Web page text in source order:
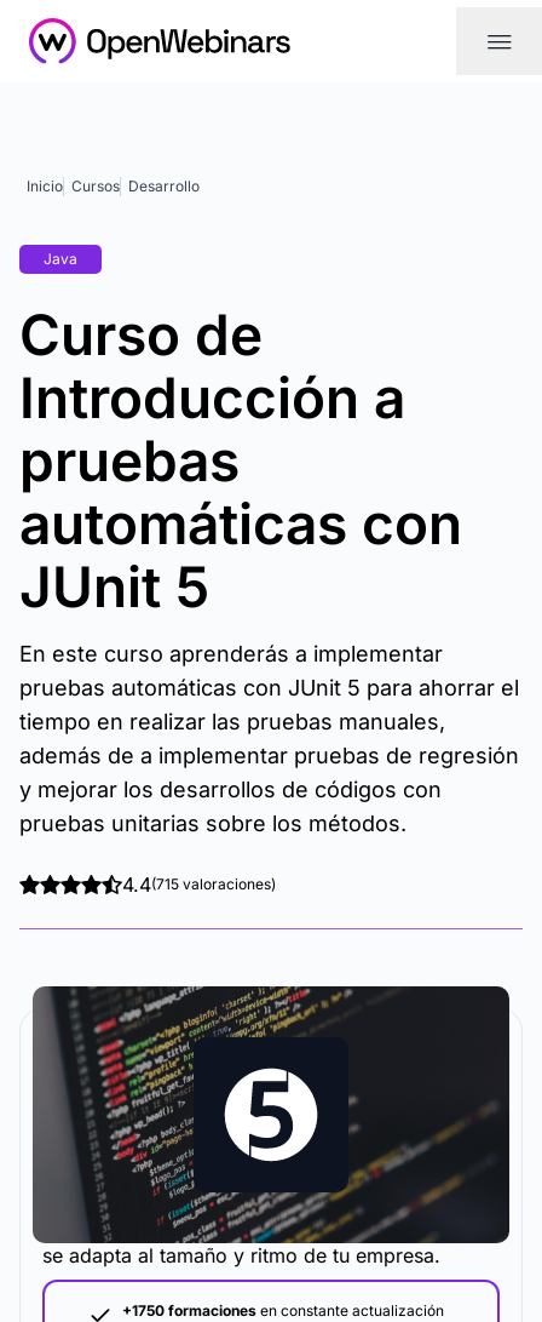
|||
Inicio Cursos Desarrollo
Java
Curso de
Introducción a
pruebas
automáticas con
JUnit 5
En este curso aprenderás a implementar
pruebas automáticas con JUnit 5 para ahorrar el
tiempo en realizar las pruebas manuales,
además de a implementar pruebas de regresión
y mejorar los desarrollos de códigos con
pruebas unitarias sobre los métodos.
4.4(715 valoraciones)
La metodología y plataforma de formación que
se adapta al tamaño y ritmo de tu empresa.
+1750 formaciones en constante actualización